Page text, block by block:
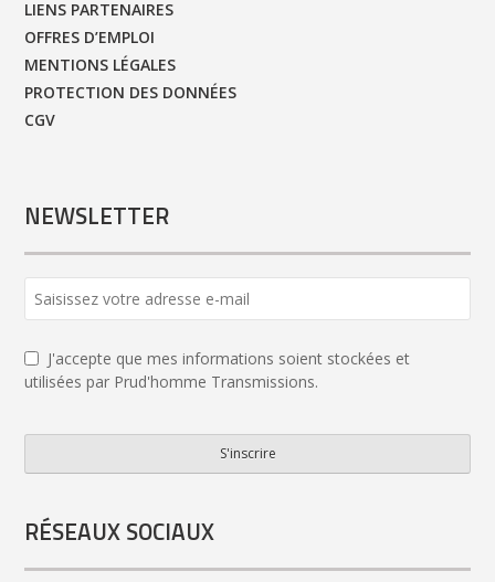
LIENS PARTENAIRES
OFFRES D’EMPLOI
MENTIONS LÉGALES
PROTECTION DES DONNÉES
CGV
NEWSLETTER
J'accepte que mes informations soient stockées et
utilisées par Prud'homme Transmissions.
S'inscrire
Email *
RÉSEAUX SOCIAUX